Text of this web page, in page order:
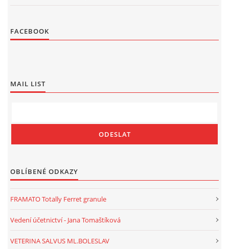
FACEBOOK
MAIL LIST
OBLÍBENÉ ODKAZY
FRAMATO Totally Ferret granule
Vedení účetnictví - Jana Tomaštíková
VETERINA SALVUS ML.BOLESLAV